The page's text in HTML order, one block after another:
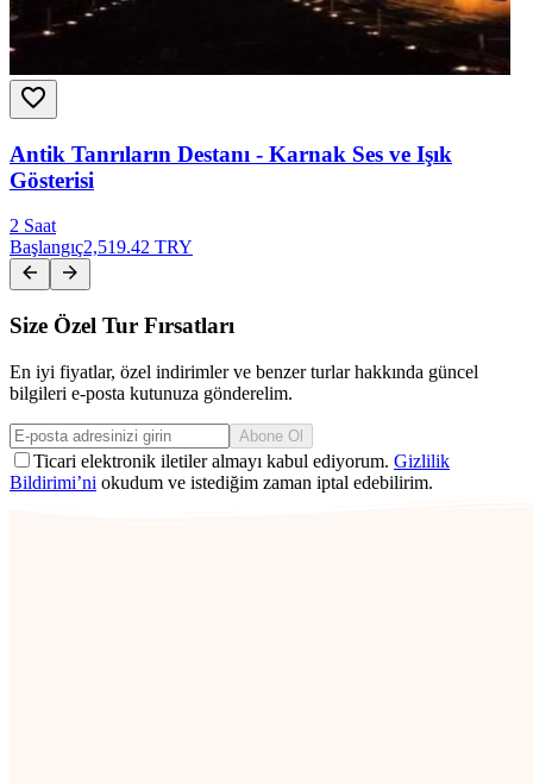
Antik Tanrıların Destanı - Karnak Ses ve Işık
Gösterisi
2 Saat
Başlangıç2,519.42 TRY
Size Özel Tur Fırsatları
En iyi fiyatlar, özel indirimler ve benzer turlar hakkında güncel
bilgileri e-posta kutunuza gönderelim.
Abone Ol
Ticari elektronik iletiler almayı kabul ediyorum. Gizlilik
Bildirimi’ni okudum ve istediğim zaman iptal edebilirim.